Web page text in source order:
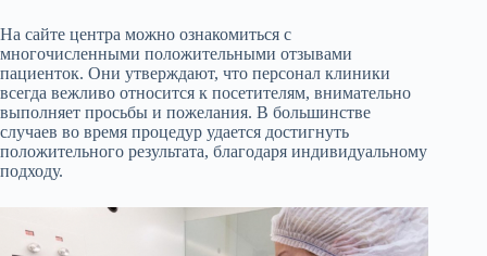
На сайте центра можно ознакомиться с
многочисленными положительными отзывами
пациенток. Они утверждают, что персонал клиники
всегда вежливо относится к посетителям, внимательно
выполняет просьбы и пожелания. В большинстве
случаев во время процедур удается достигнуть
положительного результата, благодаря индивидуальному
подходу.